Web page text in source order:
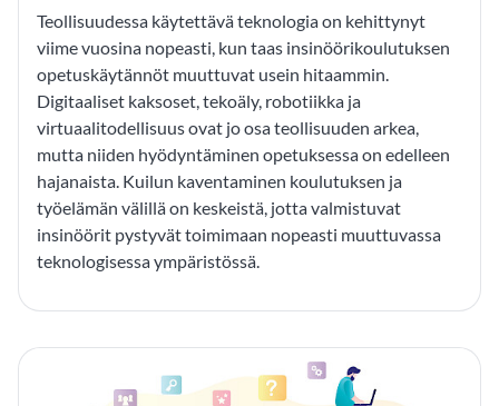
Teollisuudessa käytettävä teknologia on kehittynyt
viime vuosina nopeasti, kun taas insinöörikoulutuksen
opetuskäytännöt muuttuvat usein hitaammin.
Digitaaliset kaksoset, tekoäly, robotiikka ja
virtuaalitodellisuus ovat jo osa teollisuuden arkea,
mutta niiden hyödyntäminen opetuksessa on edelleen
hajanaista. Kuilun kaventaminen koulutuksen ja
työelämän välillä on keskeistä, jotta valmistuvat
insinöörit pystyvät toimimaan nopeasti muuttuvassa
teknologisessa ympäristössä.